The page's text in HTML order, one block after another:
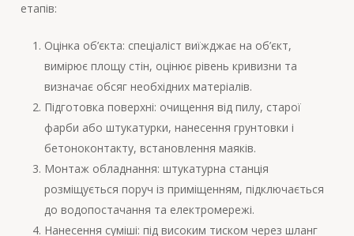
етапів:
Оцінка об’єкта: спеціаліст виїжджає на об’єкт,
вимірює площу стін, оцінює рівень кривизни та
визначає обсяг необхідних матеріалів.
Підготовка поверхні: очищення від пилу, старої
фарби або штукатурки, нанесення грунтовки і
бетоноконтакту, встановлення маяків.
Монтаж обладнання: штукатурна станція
розміщується поруч із приміщенням, підключається
до водопостачання та електромережі.
Нанесення суміші: під високим тиском через шланг